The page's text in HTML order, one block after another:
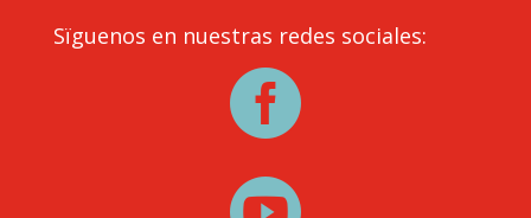
Sïguenos en nuestras redes sociales:
